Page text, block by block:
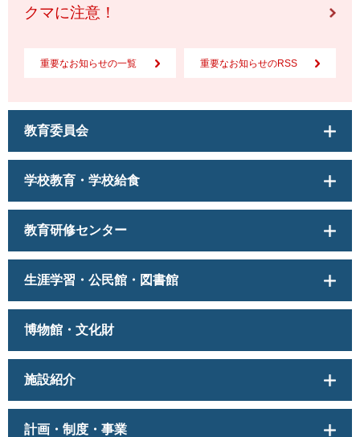
クマに注意！
重要なお知らせの一覧 重要なお知らせのRSS
教育委員会
学校教育・学校給食
教育研修センター
生涯学習・公民館・図書館
博物館・文化財
施設紹介
計画・制度・事業